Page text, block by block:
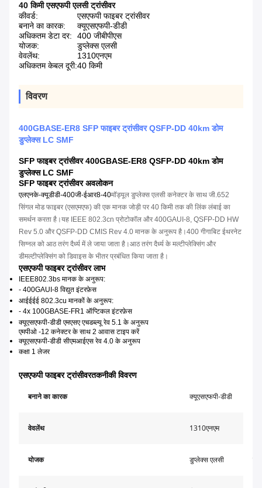
40 किमी एसएफपी एलसी ट्रांसीवर
कीवर्ड:
एसएफपी फाइबर ट्रांसीवर
बनाने का कारक:
क्यूएसएफपी-डीडी
अधिकतम डेटा दर:
400 जीबीपीएस
योजक:
डुप्लेक्स एलसी
वेवलेंथ:
1310एनएम
अधिकतम केबल दूरी:40 किमी
विवरण
400GBASE-ER8 SFP फाइबर ट्रांसीवर QSFP-DD 40km डोम
डुप्लेक्स LC SMF
SFP फाइबर ट्रांसीवर 400GBASE-ER8 QSFP-DD 40km डोम
डुप्लेक्स LC SMF
SFP फाइबर ट्रांसीवर अवलोकन
एलएनके-क्यूडीडी-400जी-ईआर8-40मॉड्यूल डुप्लेक्स एलसी कनेक्टर के साथ जी.652
सिंगल मोड फाइबर (एसएमएफ) की एक मानक जोड़ी पर 40 किमी तक की लिंक लंबाई का
समर्थन करता है।यह IEEE 802.3cn प्रोटोकॉल और 400GAUI-8, QSFP-DD HW
Rev 5.0 और QSFP-DD CMIS Rev 4.0 मानक के अनुरूप है।400 गीगाबिट ईथरनेट
सिग्नल को आठ तरंग दैर्ध्य में ले जाया जाता है।आठ तरंग दैर्ध्य के मल्टीप्लेक्सिंग और
डीमल्टीप्लेक्सिंग को डिवाइस के भीतर प्रबंधित किया जाता है।
एसएफपी फाइबर ट्रांसीवर लाभ
IEEE802.3bs मानक के अनुरूप:
- 400GAUI-8 विद्युत इंटरफ़ेस
आईईईई 802.3cu मानकों के अनुरूप:
- 4x 100GBASE-FR1 ऑप्टिकल इंटरफ़ेस
क्यूएसएफपी-डीडी एमएसए एचडब्ल्यू रेव 5.1 के अनुरूप
एमपीओ -12 कनेक्टर के साथ 2 आवास टाइप करें
क्यूएसएफपी-डीडी सीएमआईएस रेव 4.0 के अनुरूप
कक्षा 1 लेजर
एसएफपी फाइबर ट्रांसीवरतकनीकी विवरण
बनाने का कारक क्यूएसएफपी-डीडी
वेवलेंथ 1310एनएम
योजक डुप्लेक्स एलसी